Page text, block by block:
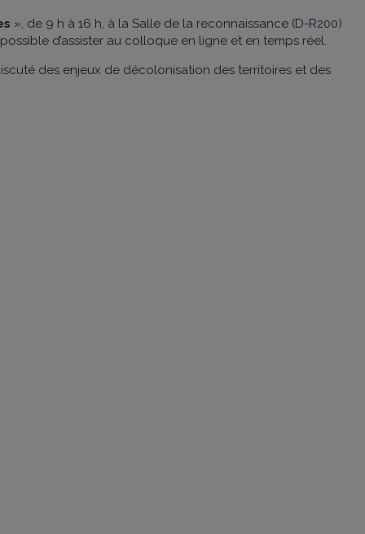
», de 9 h à 16 h, à la Salle de la reconnaissance (D-R200)
possible d’assister au colloque en ligne et en temps réel.
des enjeux de décolonisation des territoires et des